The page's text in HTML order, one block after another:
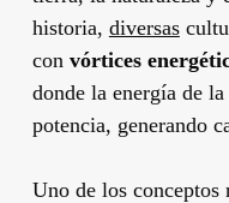
historia, diversas
con vórtices
donde la energía de
potencia, generando
Uno de los conceptos